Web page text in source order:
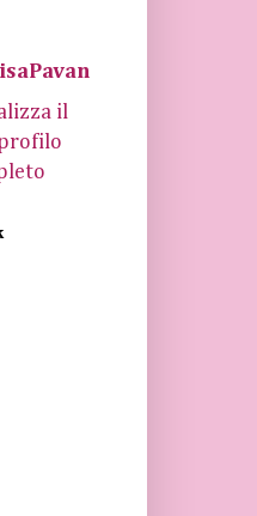
il